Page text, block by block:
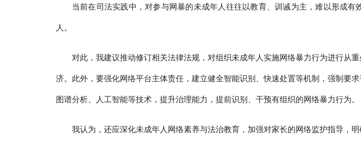
当前在司法实践中，对参与网暴的未成年人往往以教育、训诫为主，难以形成
人。
对此，我建议推动修订相关法律法规，对组织未成年人实施网络暴力行为进行从
济。此外，要强化网络平台主体责任，建立健全智能识别、快速处置等机制，强制要
图谱分析、人工智能等技术，提升治理能力，提前识别、干预有组织的网络暴力行为。
我认为，还应深化未成年人网络素养与法治教育，加强对家长的网络监护指导，明